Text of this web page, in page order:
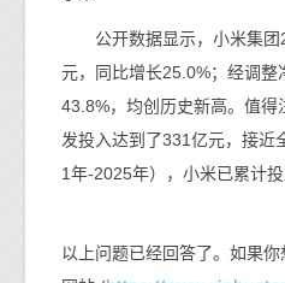
公开数据显示，小米集团
元，同比增长25.0%；经调整
43.8%，均创历史新高。值
发投入达到了331亿元，接近
1年-2025年），小米已累计投
以上问题已经回答了。如果